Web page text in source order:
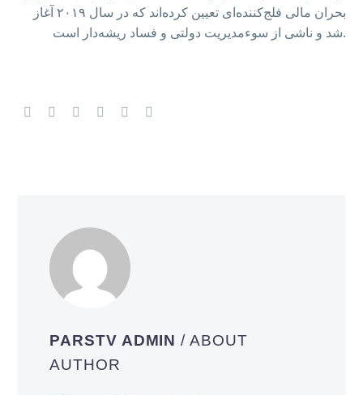
بحران مالی فلج‌کننده‌ای تعیین کرده‌اند که در سال ۲۰۱۹ آغاز
شد و ناشی از سوءمدیریت دولتی و فساد ریشه‌دار است.
PARSTV ADMIN/ ABOUT
AUTHOR